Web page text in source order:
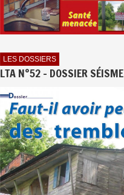
LES DOSSIERS
LTA N°52 - DOSSIER SÉISME